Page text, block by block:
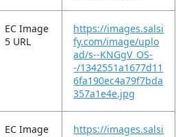
EC Image
5 URL
https://images.salsi
fy.com/image/uplo
ad/s--KNGgV_OS-
-/1342551a1677d11
6fa190ec4a79f7bda
357a1e4e.jpg
EC Image
https://images.salsi